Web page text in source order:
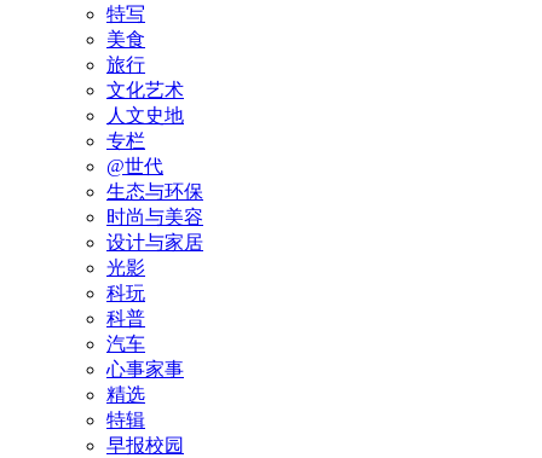
特写
美食
旅行
文化艺术
人文史地
专栏
@世代
生态与环保
时尚与美容
设计与家居
光影
科玩
科普
汽车
心事家事
精选
特辑
早报校园